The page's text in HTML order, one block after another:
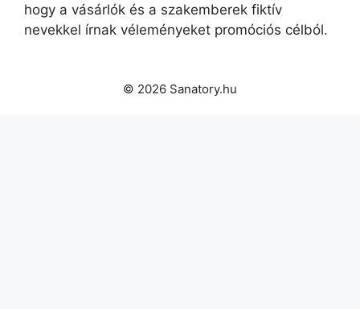
hogy a vásárlók és a szakemberek fiktív
nevekkel írnak véleményeket promóciós célból.
© 2026 Sanatory.hu